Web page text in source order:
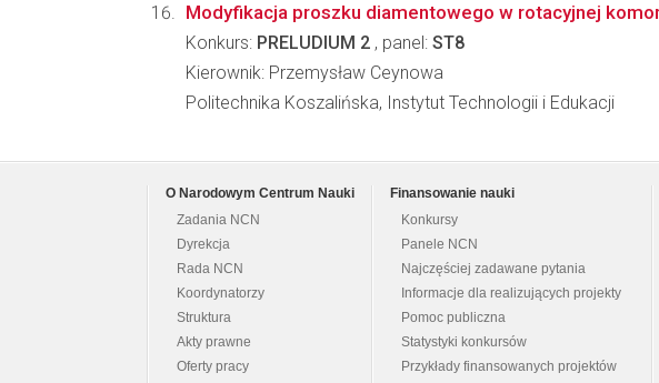
Modyfikacja proszku diamentowego w rotacyjnej
Konkurs: PRELUDIUM 2 , panel: ST8
Kierownik: Przemysław Ceynowa
Politechnika Koszalińska, Instytut Technologii i Edukacji
O Narodowym Centrum Nauki
Zadania NCN
Dyrekcja
Rada NCN
Koordynatorzy
Struktura
Akty prawne
Oferty pracy
Finansowanie nauki
Konkursy
Panele NCN
Najczęściej zadawane pytania
Informacje dla realizujących projekty
Pomoc publiczna
Statystyki konkursów
Przykłady finansowanych projektów